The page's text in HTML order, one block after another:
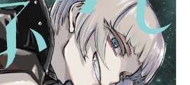
CE（ワンピース）ワールドトリガー
チェンソーマン宇宙兄弟葬送のフリ
ーレン名探偵コナンその着せ替え人
形は恋をするハコヅメ東京リベンジ
ャーズ僕のヒーローアカデミア